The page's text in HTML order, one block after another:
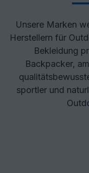
Unsere Marken
Herstellern für
Bekleidung
Backpacker,
sportler und